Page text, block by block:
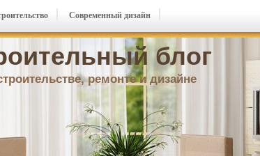
блог
ремонте и дизайне
Современный дизайн